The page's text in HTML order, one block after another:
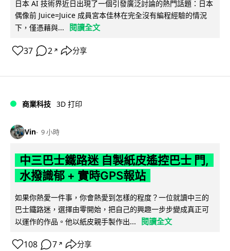
日本 AI 技術界近日出現了一個引發廣泛討論的熱門話題：日本
偶像前 Juice=Juice 成員宮本佳林在完全沒有編程經驗的情況
下，僅憑藉與...
閱讀全文
37 2 ↗ 分享
商業科技 3D 打印
Vin 9 小時
中三巴士鐵路迷 自製紙皮遙控巴士 門,
水撥識郁 + 實時GPS報站
如果你熱愛一件事，你會熱愛到怎樣的程度？一位就讀中三的
巴士鐵路迷，選擇由零開始，把自己的興趣一步步變成真正可
以運作的作品。他以紙皮親手製作出...
閱讀全文
108 7 ↗ 分享